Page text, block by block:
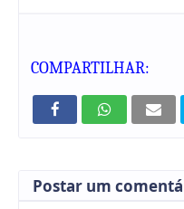
COMPARTILHAR:
Postar um